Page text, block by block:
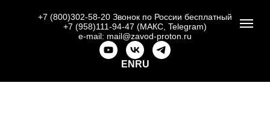
+7 (800)302-58-20 Звонок по России бесплатный
+7 (958)111-94-47 (МАКС, Telegram)
e-mail: mail@zavod-proton.ru
EN RU